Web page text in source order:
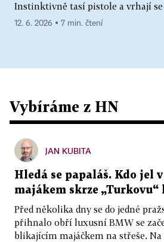
Instinktivně tasí pistole a vrhají se
12. 6. 2026 ▪ 7 min. čtení
Vybíráme z HN
JAN KUBITA
Hledá se papaláš. Kdo jel
majákem skrze
Před několika dny se do jedné
přihnalo obří luxusní BMW se
blikajícím majáčkem na střeše. Na